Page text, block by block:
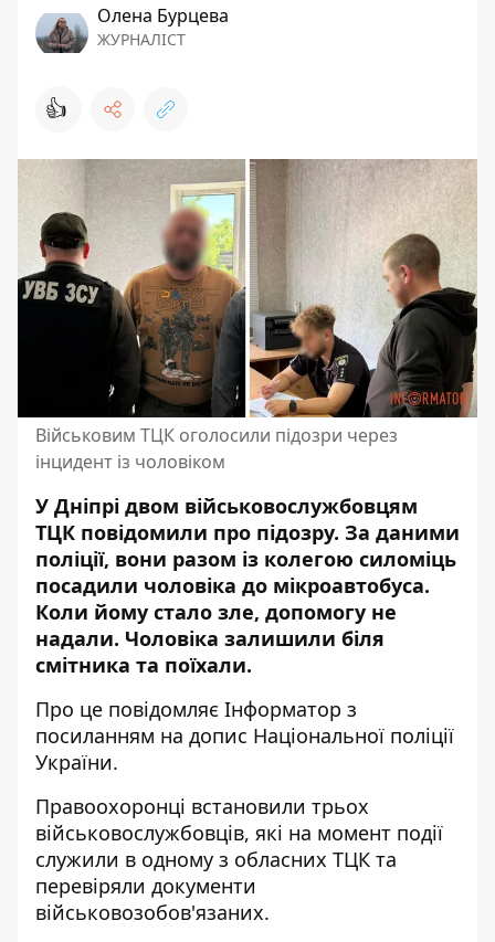
Олена Бурцева
ЖУРНАЛІСТ
👍
Військовим ТЦК оголосили підозри через
інцидент із чоловіком
У Дніпрі двом військовослужбовцям
ТЦК повідомили про підозру. За даними
поліції, вони разом із колегою силоміць
посадили чоловіка до мікроавтобуса.
Коли йому стало зле, допомогу не
надали. Чоловіка залишили біля
смітника та поїхали.
Про це повідомляє Інформатор з
посиланням на допис Національної поліції
України.
Правоохоронці встановили трьох
військовослужбовців, які на момент події
служили в одному з обласних ТЦК та
перевіряли документи
військовозобов'язаних.